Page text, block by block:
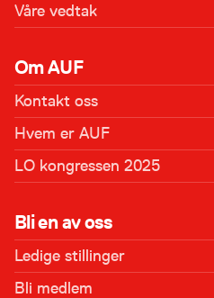
Våre vedtak
Om AUF
Kontakt oss
Hvem er AUF
LO kongressen 2025
Bli en av oss
Ledige stillinger
Bli medlem